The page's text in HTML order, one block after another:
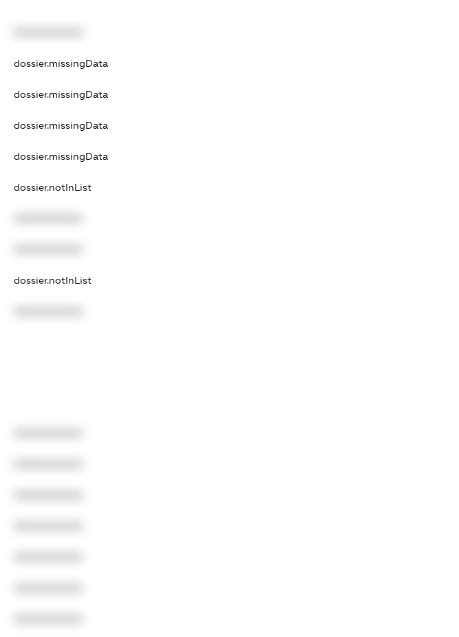
dossier.missingData
dossier.missingData
dossier.missingData
dossier.missingData
dossier.notInList
dossier.notInList